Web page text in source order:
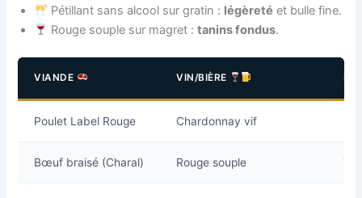
Pétillant sans alcool sur gratin : légèreté et bulle fine.
Rouge souple sur magret :tanins fondus.
VIANDE VIN/BIÈRE
Poulet Label Rouge Chardonnay vif
Bœuf braisé (Charal) Rouge souple